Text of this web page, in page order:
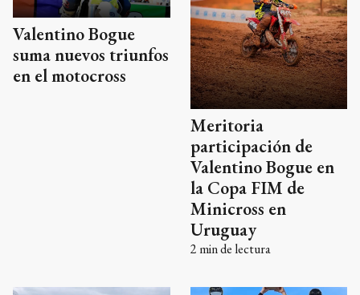
Valentino Bogue
suma nuevos triunfos
en el motocross
Meritoria
participación de
Valentino Bogue en
la Copa FIM de
Minicross en
Uruguay
2 min de lectura